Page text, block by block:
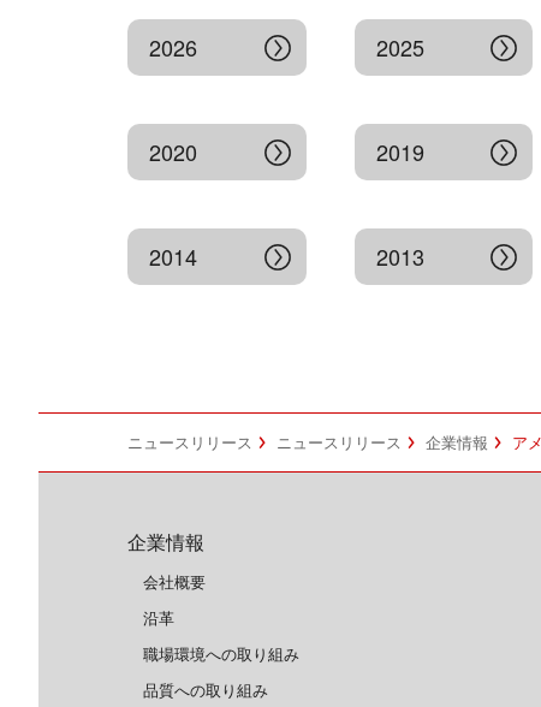
2026 2025
2020 2019
2014 2013
ニュースリリース ニュースリリース 企業情報 ア
企業情報
会社概要
沿革
職場環境への取り組み
品質への取り組み